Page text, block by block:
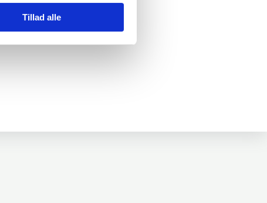
Tillad alle